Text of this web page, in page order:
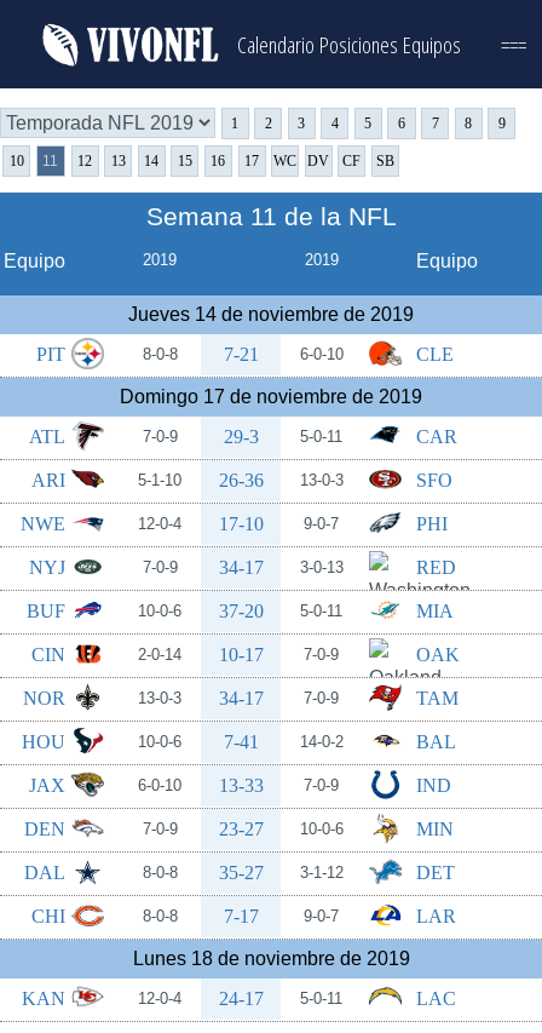
Calendario Posiciones Equipos ===
1 2 3 4 5 6 7 8 9
10 11 12 13 14 15 16 17 WC DV CF SB
Semana 11 de la NFL
Equipo 2019 2019 Equipo
Jueves 14 de noviembre de 2019
PIT
8-0-8 7-21 6-0-10 CLE
Domingo 17 de noviembre de 2019
ATL
7-0-9 29-3 5-0-11 CAR
ARI 5-1-10 26-36 13-0-3 SFO
NWE 12-0-4 17-10 9-0-7 PHI
NYJ 7-0-9 34-17 3-0-13 RED
BUF 10-0-6 37-20 5-0-11 MIA
CIN 2-0-14 10-17 7-0-9 OAK
NOR 13-0-3 34-17 7-0-9 TAM
HOU 10-0-6 7-41 14-0-2 BAL
JAX 6-0-10 13-33 7-0-9 IND
DEN 7-0-9 23-27 10-0-6 MIN
DAL 8-0-8 35-27 3-1-12 DET
CHI 8-0-8 7-17 9-0-7 LAR
Lunes 18 de noviembre de 2019
KAN
12-0-4 24-17 5-0-11 LAC